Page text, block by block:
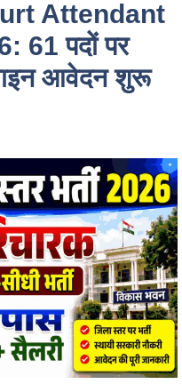
Attendant
61 पदों पर
आवेदन शुरू